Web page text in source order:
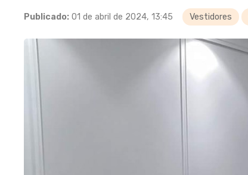
Publicado: 01 de abril de 2024, 13:45 Vestidores